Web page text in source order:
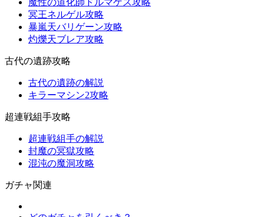
魔性の道化師ドルマゲス攻略
冥王ネルゲル攻略
暴嵐天バリゲーン攻略
灼爍天ブレア攻略
古代の遺跡攻略
古代の遺跡の解説
キラーマシン2攻略
超連戦組手攻略
超連戦組手の解説
封魔の冥獄攻略
混沌の魔洞攻略
ガチャ関連